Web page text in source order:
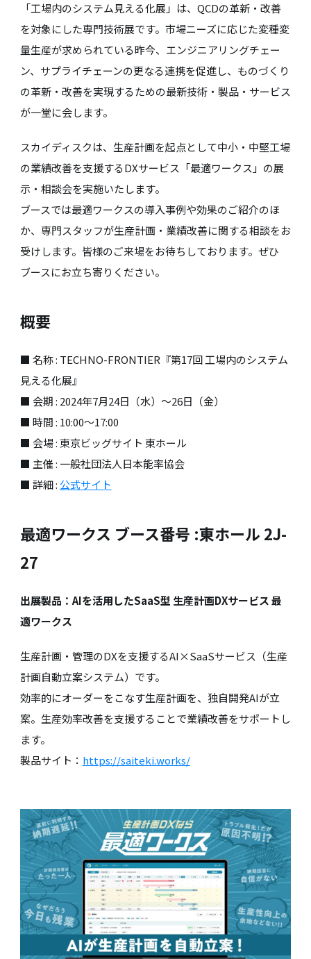
「工場内のシステム見える化展」は、QCDの革新・改善
を対象にした専門技術展です。市場ニーズに応じた変種変
量生産が求められている昨今、エンジニアリングチェー
ン、サプライチェーンの更なる連携を促進し、ものづくり
の革新・改善を実現するための最新技術・製品・サービス
が一堂に会します。
スカイディスクは、生産計画を起点として中小・中堅工場
の業績改善を支援するDXサービス「最適ワークス」の展
示・相談会を実施いたします。
ブースでは最適ワークスの導入事例や効果のご紹介のほ
か、専門スタッフが生産計画・業績改善に関する相談をお
受けします。皆様のご来場をお待ちしております。ぜひ
ブースにお立ち寄りください。
概要
■ 名称 : TECHNO-FRONTIER『第17回 工場内のシステム
見える化展』
■ 会期 : 2024年7月24日（水）～26日（金）
■ 時間 : 10:00〜17:00
■ 会場 : 東京ビッグサイト 東ホール
■ 主催 : 一般社団法人日本能率協会
■ 詳細 : 公式サイト
最適ワークス ブース番号 :東ホール 2J-
27
出展製品：AIを活用したSaaS型 生産計画DXサービス 最
適ワークス
生産計画・管理のDXを支援するAI×SaaSサービス（生産
計画自動立案システム）です。
効率的にオーダーをこなす生産計画を、独自開発AIが立
案。生産効率改善を支援することで業績改善をサポートし
ます。
製品サイト： https://saiteki.works/